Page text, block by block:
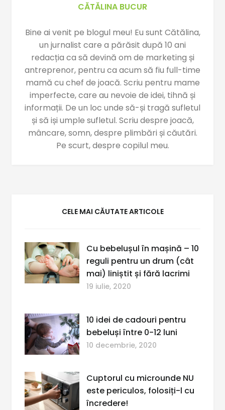
CĂTĂLINA BUCUR
Bine ai venit pe blogul meu! Eu sunt Cătălina,
un jurnalist care a părăsit după 10 ani
redacția ca să devină om de marketing și
antreprenor, pentru ca acum să fiu full-time
mamă cu chef de joacă. Scriu pentru mame
imperfecte, care au nevoie de idei, tihnă și
informații. De un loc unde să-și tragă sufletul
și să iși umple sufletul. Scriu despre joacă,
mâncare, somn, despre plimbări și căutări.
Pe scurt, despre copilul meu.
CELE MAI CĂUTATE ARTICOLE
Cu bebelușul în mașină – 10
reguli pentru un drum (cât
mai) liniștit și fără lacrimi
19 iulie, 2020
10 idei de cadouri pentru
bebeluși între 0-12 luni
10 decembrie, 2020
Cuptorul cu microunde NU
este periculos, folosiți-l cu
încredere!